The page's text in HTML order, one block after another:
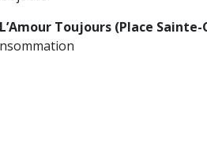
Toujours (Place